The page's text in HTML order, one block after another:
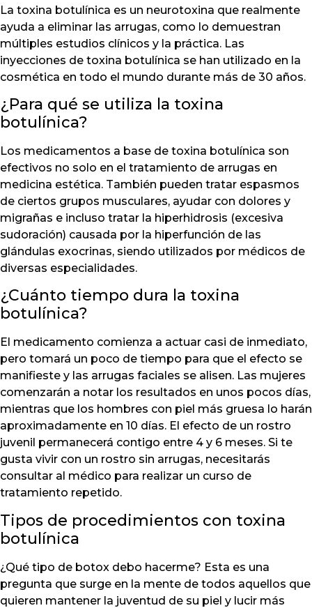
La toxina botulínica es un neurotoxina que realmente
ayuda a eliminar las arrugas, como lo demuestran
múltiples estudios clínicos y la práctica. Las
inyecciones de toxina botulínica se han utilizado en la
cosmética en todo el mundo durante más de 30 años.
¿Para qué se utiliza la toxina
botulínica?
Los medicamentos a base de toxina botulínica son
efectivos no solo en el tratamiento de arrugas en
medicina estética. También pueden tratar espasmos
de ciertos grupos musculares, ayudar con dolores y
migrañas e incluso tratar la hiperhidrosis (excesiva
sudoración) causada por la hiperfunción de las
glándulas exocrinas, siendo utilizados por médicos de
diversas especialidades.
¿Cuánto tiempo dura la toxina
botulínica?
El medicamento comienza a actuar casi de inmediato,
pero tomará un poco de tiempo para que el efecto se
manifieste y las arrugas faciales se alisen. Las mujeres
comenzarán a notar los resultados en unos pocos días,
mientras que los hombres con piel más gruesa lo harán
aproximadamente en 10 días. El efecto de un rostro
juvenil permanecerá contigo entre 4 y 6 meses. Si te
gusta vivir con un rostro sin arrugas, necesitarás
consultar al médico para realizar un curso de
tratamiento repetido.
Tipos de procedimientos con toxina
botulínica
¿Qué tipo de botox debo hacerme? Esta es una
pregunta que surge en la mente de todos aquellos que
quieren mantener la juventud de su piel y lucir más